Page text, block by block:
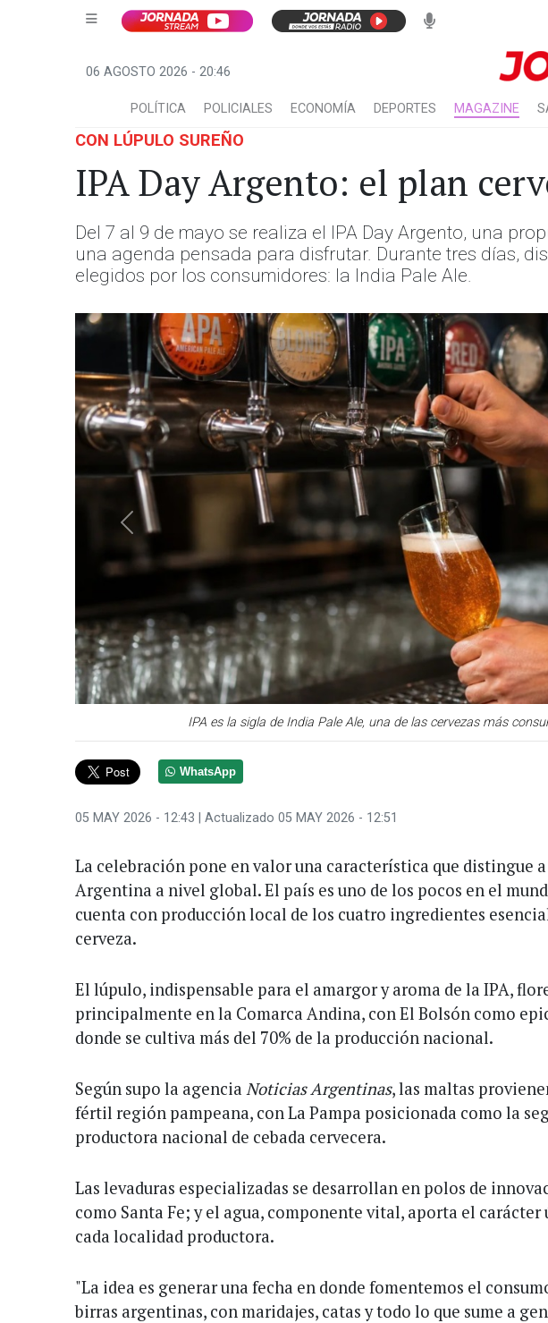
06 AGOSTO 2026 - 20:46
POLÍTICA POLICIALES ECONOMÍA DEPORTES MAGAZINE
CON LÚPULO SUREÑO
IPA Day Argento: el plan
Del 7 al 9 de mayo se realiza el IPA Day Argento, una
una agenda pensada para disfrutar. Durante tres días,
elegidos por los consumidores: la India Pale Ale.
IPA es la sigla de India Pale Ale, una de las cervezas más
Anterior
WhatsApp
05 MAY 2026 - 12:43 | Actualizado 05 MAY 2026 - 12:51
La celebración pone en valor una característica que distingue a
Argentina a nivel global. El país es uno de los pocos en el
cuenta con producción local de los cuatro ingredientes
cerveza.
El lúpulo, indispensable para el amargor y aroma de la IPA,
principalmente en la Comarca Andina, con El Bolsón como
donde se cultiva más del 70% de la producción nacional.
Según supo la agencia Noticias Argentinas, las maltas
fértil región pampeana, con La Pampa posicionada como la
productora nacional de cebada cervecera.
Las levaduras especializadas se desarrollan en polos de
como Santa Fe; y el agua, componente vital, aporta el carácter
cada localidad productora.
"La idea es generar una fecha en donde fomentemos el
birras argentinas, con maridajes, catas y todo lo que sume a